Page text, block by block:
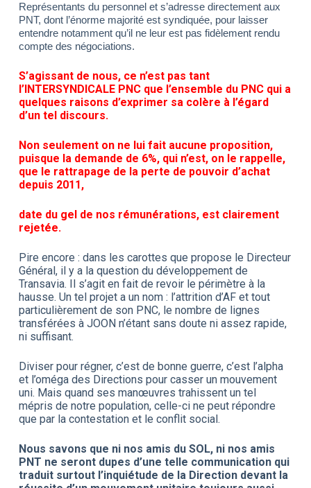
Représentants du personnel et s’adresse directement aux
PNT, dont l’énorme majorité est syndiquée, pour laisser
entendre notamment qu’il ne leur est pas fidèlement rendu
compte des négociations.
S’agissant de nous, ce n’est pas tant
l’INTERSYNDICALE PNC que l’ensemble du PNC qui a
quelques raisons d’exprimer sa colère à l’égard
d’un tel discours.
Non seulement on ne lui fait aucune proposition,
puisque la demande de 6%, qui n’est, on le rappelle,
que le rattrapage de la perte de pouvoir d’achat
depuis 2011,
date du gel de nos rémunérations, est clairement
rejetée.
Pire encore : dans les carottes que propose le Directeur
Général, il y a la question du développement de
Transavia. Il s’agit en fait de revoir le périmètre à la
hausse. Un tel projet a un nom : l’attrition d’AF et tout
particulièrement de son PNC, le nombre de lignes
transférées à JOON n’étant sans doute ni assez rapide,
ni suffisant.
Diviser pour régner, c’est de bonne guerre, c’est l’alpha
et l’oméga des Directions pour casser un mouvement
uni. Mais quand ses manœuvres trahissent un tel
mépris de notre population, celle-ci ne peut répondre
que par la contestation et le conflit social.
Nous savons que ni nos amis du SOL, ni nos amis
PNT ne seront dupes d’une telle communication qui
traduit surtout l’inquiétude de la Direction devant la